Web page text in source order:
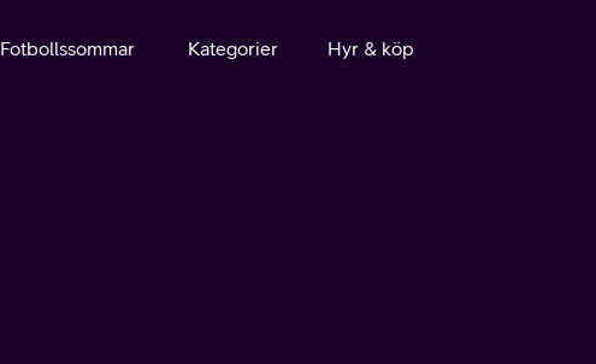
Fotbollssommar Kategorier Hyr & köp